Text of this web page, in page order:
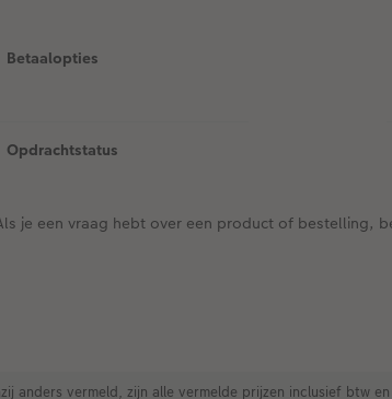
Betaalopties
Opdrachtstatus
je een vraag hebt over een product of bestelling,
anders vermeld, zijn alle vermelde prijzen inclusief btw